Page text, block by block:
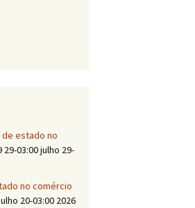
estado no
29-03:00 julho 29-
no comércio
20-03:00 2026